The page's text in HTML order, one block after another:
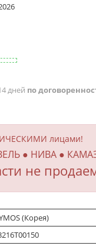
дней по
лицами!
● НИВА ●
не
(Корея)